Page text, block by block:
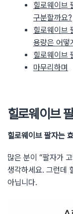
힐로웨이브
구분할까요?
힐로웨이브
용량은 어떻
힐로웨이브
마무리하며
힐로웨이브
힐로웨이브 팔자는
많은 분이 “팔자가
생각하세요. 그런데
아닙니다.